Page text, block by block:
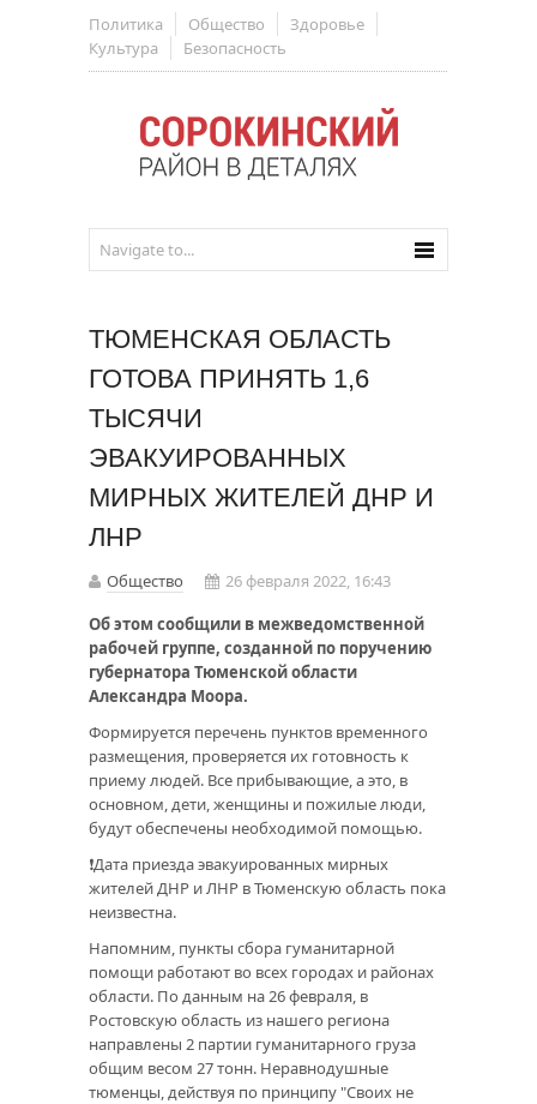
Политика Общество
Здоровье
Культура
Безопасность
ТЮМЕНСКАЯ ОБЛАСТЬ
ГОТОВА ПРИНЯТЬ 1,6
ТЫСЯЧИ
ЭВАКУИРОВАННЫХ
МИРНЫХ ЖИТЕЛЕЙ ДНР И
ЛНР
Общество
26 февраля 2022, 16:43
Об этом сообщили в межведомственной
рабочей группе, созданной по поручению
губернатора Тюменской области
Александра Моора.
Формируется перечень пунктов временного
размещения, проверяется их готовность к
приему людей. Все прибывающие, а это, в
основном, дети, женщины и пожилые люди,
будут обеспечены необходимой помощью.
❗Дата приезда эвакуированных мирных
жителей ДНР и ЛНР в Тюменскую область пока
неизвестна.
Напомним, пункты сбора гуманитарной
помощи работают во всех городах и районах
области. По данным на 26 февраля, в
Ростовскую область из нашего региона
направлены 2 партии гуманитарного груза
общим весом 27 тонн. Неравнодушные
тюменцы, действуя по принципу "Своих не